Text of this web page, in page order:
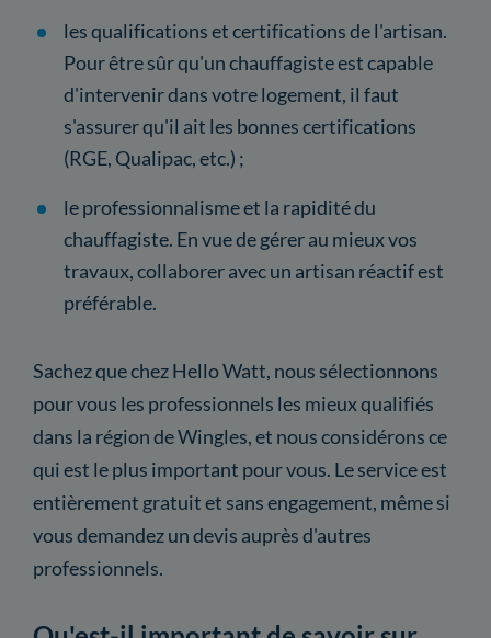
les qualifications et certifications de l'artisan.
Pour être sûr qu'un chauffagiste est capable
d'intervenir dans votre logement, il faut
s'assurer qu'il ait les bonnes certifications
(RGE, Qualipac, etc.) ;
le professionnalisme et la rapidité du
chauffagiste. En vue de gérer au mieux vos
travaux, collaborer avec un artisan réactif est
préférable.
Sachez que chez Hello Watt, nous sélectionnons
pour vous les professionnels les mieux qualifiés
dans la région de Wingles, et nous considérons ce
qui est le plus important pour vous. Le service est
entièrement gratuit et sans engagement, même si
vous demandez un devis auprès d'autres
professionnels.